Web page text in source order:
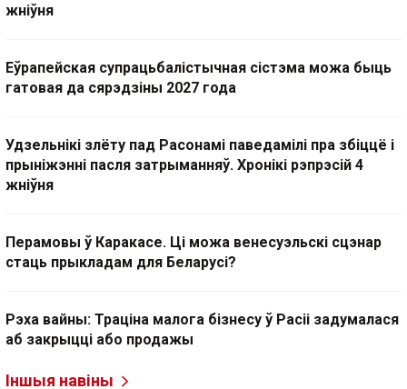
жніўня
Еўрапейская супрацьбалістычная сістэма можа быць
гатовая да сярэдзіны 2027 года
Удзельнікі злёту пад Расонамі паведамілі пра збіццё і
прыніжэнні пасля затрыманняў. Хронікі рэпрэсій 4
жніўня
Перамовы ў Каракасе. Ці можа венесуэльскі сцэнар
стаць прыкладам для Беларусі?
Рэха вайны: Траціна малога бізнесу ў Расіі задумалася
аб закрыцці або продажы
Іншыя навіны